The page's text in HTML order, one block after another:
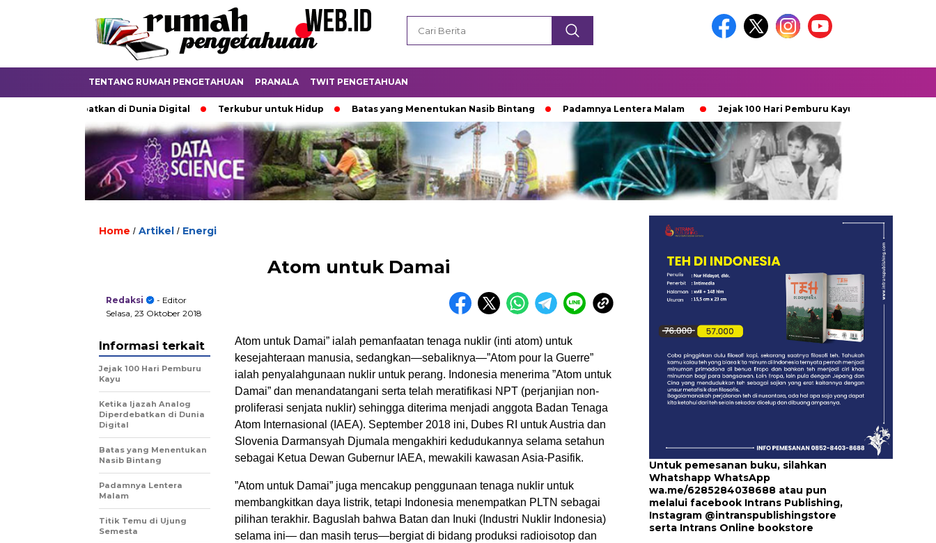
TENTANG RUMAH PENGETAHUAN PRANALA TWIT PENGETAHUAN
Diperdebatkan di Dunia Digital Terkubur untuk Hidup Batas yang Menentukan Nasib Bintang Padamnya Lentera Malam Jejak 100 Hari Pemburu Kayu Ketika Ijazah
Home / Artikel / Energi
Atom untuk Damai
Redaksi
- Editor
Selasa, 23 Oktober 2018
Atom untuk Damai” ialah pemanfaatan tenaga nuklir (inti atom) untuk
kesejahteraan manusia, sedangkan—sebaliknya—”Atom pour la Guerre”
ialah penyalahgunaan nuklir untuk perang. Indonesia menerima ”Atom untuk
Damai” dan menandatangani serta telah meratifikasi NPT (perjanjian non-
proliferasi senjata nuklir) sehingga diterima menjadi anggota Badan Tenaga
Atom Internasional (IAEA). September 2018 ini, Dubes RI untuk Austria dan
Slovenia Darmansyah Djumala mengakhiri kedudukannya selama setahun
sebagai Ketua Dewan Gubernur IAEA, mewakili kawasan Asia-Pasifik.
”Atom untuk Damai” juga mencakup penggunaan tenaga nuklir untuk
membangkitkan daya listrik, tetapi Indonesia menempatkan PLTN sebagai
pilihan terakhir. Baguslah bahwa Batan dan Inuki (Industri Nuklir Indonesia)
selama ini— dan masih terus—bergiat di bidang produksi radioisotop dan
Informasi terkait
Jejak 100 Hari Pemburu
Kayu
Ketika Ijazah Analog
Diperdebatkan di Dunia
Digital
Batas yang Menentukan
Nasib Bintang
Padamnya Lentera
Malam
Titik Temu di Ujung
Semesta
Untuk pemesanan buku, silahkan
Whatshapp WhatsApp
wa.me/6285284038688 atau pun
melalui facebook Intrans Publishing,
Instagram @intranspublishingstore
serta Intrans Online bookstore